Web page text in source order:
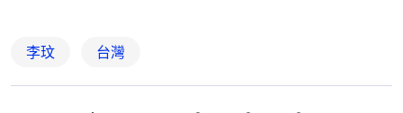
李玟 台灣